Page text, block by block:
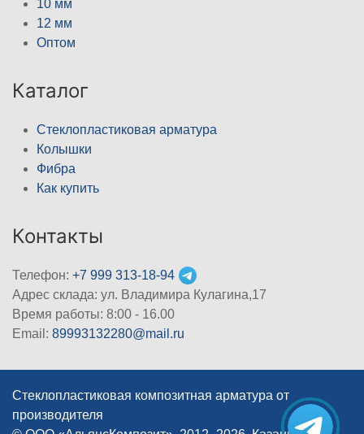
10 мм
12 мм
Оптом
Каталог
Стеклопластиковая арматура
Колышки
Фибра
Как купить
Контакты
Телефон: +7 999 313-18-94
Адрес склада: ул. Владимира Кулагина,17
Время работы: 8:00 - 16.00
Email: 89993132280@mail.ru
Стеклопластиковая композитная арматура от
производителя